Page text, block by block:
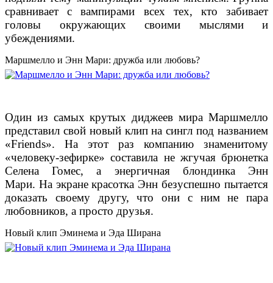
сравнивает с вампирами всех тех, кто забивает
головы окружающих своими мыслями и
убеждениями.
Маршмелло и Энн Мари: дружба или любовь?
Один из самых крутых диджеев мира Маршмелло
представил свой новый клип на сингл под названием
«Friends». На этот раз компанию знаменитому
«человеку-зефирке» составила не жгучая брюнетка
Селена Гомес, а энергичная блондинка Энн
Мари. На экране красотка Энн безуспешно пытается
доказать своему другу, что они с ним не пара
любовников, а просто друзья.
Новый клип Эминема и Эда Ширана